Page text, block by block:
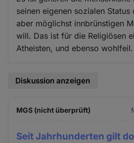
seinen eigenen sozialen
aber möglichst innbrünstigen
will. Das ist für die Religiösen
Atheisten, und ebenso wohlfeil.
Diskussion anzeigen
MGS (nicht überprüft)
Seit Jahrhunderten gilt